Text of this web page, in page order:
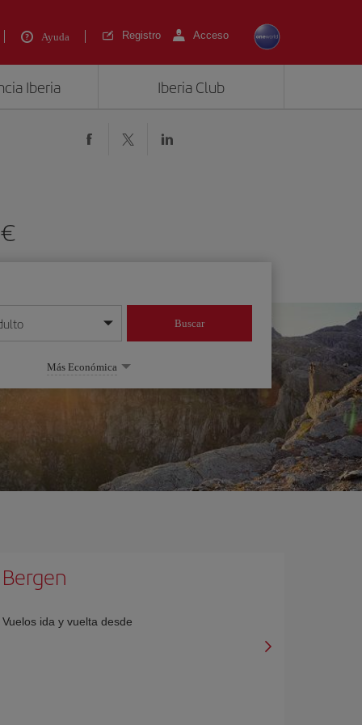
Ayuda Registro Acceso
Iberia Iberia Club
mes/año
Buscar
Más Económica
Bergen
Vuelos ida y vuelta desde